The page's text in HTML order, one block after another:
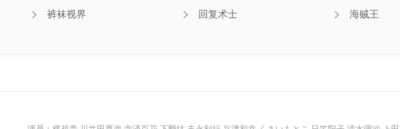
裤袜视界 回复术士 海贼王